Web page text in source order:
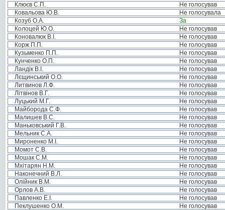
Клюєв С.П.
Не голосував
Ковальова Ю.В.
Не голосувала
Козуб О.А.
За
Колоцей Ю.О.
Не голосував
Коновалюк В.І.
Не голосував
Корж П.П.
Не голосував
Кузьменко П.П.
Не голосував
Кунченко О.П.
Не голосував
Ландік В.І.
Не голосував
Лєщинський О.О.
Не голосував
Литвинов Л.Ф.
Не голосував
Літвінов В.Г.
Не голосував
Луцький М.Г.
Не голосував
Майборода С.Ф.
Не голосував
Малишев В.С.
Не голосував
Маньковський Г.В.
Не голосував
Мельник С.А.
Не голосував
Мироненко М.І.
Не голосував
Момот С.В.
Не голосував
Мошак С.М.
Не голосував
Мхітарян Н.М.
Не голосував
Наконечний В.Л.
Не голосував
Олійник В.М.
Не голосував
Орлов А.В.
Не голосував
Павленко Е.І.
Не голосував
Пеклушенко О.М.
Не голосував